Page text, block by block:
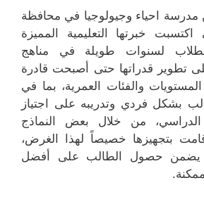
مدرسة احياء وجيولوجيا في محافظة
خبرتها التعليمية المميزة
لسنوات طويلة في مناهج
تطوير قدراتها حتى أصبحت قادرة
والفئات العمرية، بما في
بشكل فردي وتدريبه على اجتياز
الدراسي، من خلال بعض النماذج
قامت بتجهيزها خصيصاً لهذا الغرض،
يضمن حصول الطالب على أفضل